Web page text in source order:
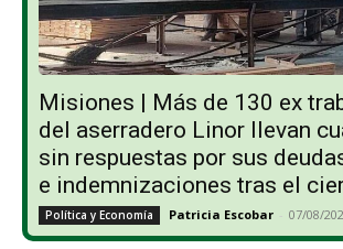
Misiones | Más de 130 ex
del aserradero Linor llevan
sin respuestas por sus
e indemnizaciones tras el
Política y Economía Patricia Escobar - 07/08/